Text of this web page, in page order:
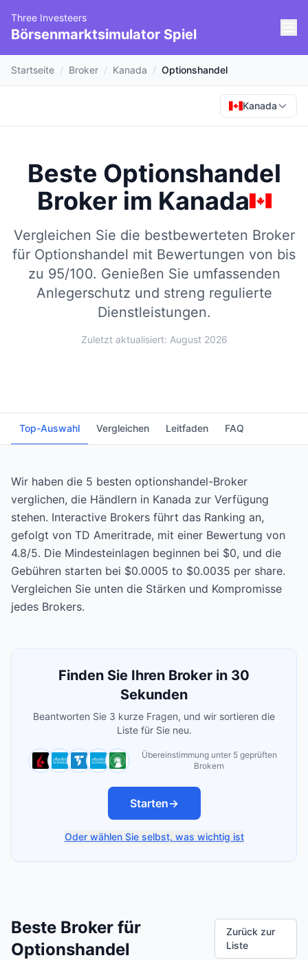
Three Investeers
Börsenmarktsimulator Spiel
Startseite / Broker / Kanada / Optionshandel
Kanada
Beste Optionshandel
Broker im Kanada
Vergleichen Sie die bestbewerteten Broker
für Optionshandel mit Bewertungen von bis
zu 95/100. Genießen Sie umfassenden
Anlegerschutz und streng regulierte
Dienstleistungen.
Zuletzt aktualisiert: August 2026
Top-Auswahl Vergleichen Leitfaden FAQ
Wir haben die 5 besten optionshandel-Broker
verglichen, die Händlern in Kanada zur Verfügung
stehen. Interactive Brokers führt das Ranking an,
gefolgt von TD Ameritrade, mit einer Bewertung von
4.8/5. Die Mindesteinlagen beginnen bei $0, und die
Gebühren starten bei $0.0005 to $0.0035 per share.
Vergleichen Sie unten die Stärken und Kompromisse
jedes Brokers.
Finden Sie Ihren Broker in 30
Sekunden
Beantworten Sie 3 kurze Fragen, und wir sortieren die
Liste für Sie neu.
Übereinstimmung unter 5 geprüften
Brokern
Starten→
Oder wählen Sie selbst, was wichtig ist
Beste Broker für
Optionshandel
Zurück zur
Liste